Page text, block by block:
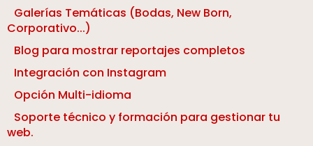
Galerías Temáticas (Bodas, New Born,
Corporativo...)
Blog para mostrar reportajes completos
Integración con Instagram
Opción Multi-idioma
Soporte técnico y formación para gestionar tu
web.